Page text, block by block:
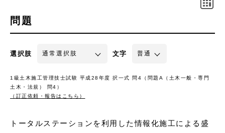
問題
選択肢 文字
1級土木施工管理技士試験 平成28年度 択一式 問4（問題A（土木一般・専門
土木・法規） 問4）
（訂正依頼・報告はこちら）
トータルステーションを利用した情報化施工による盛